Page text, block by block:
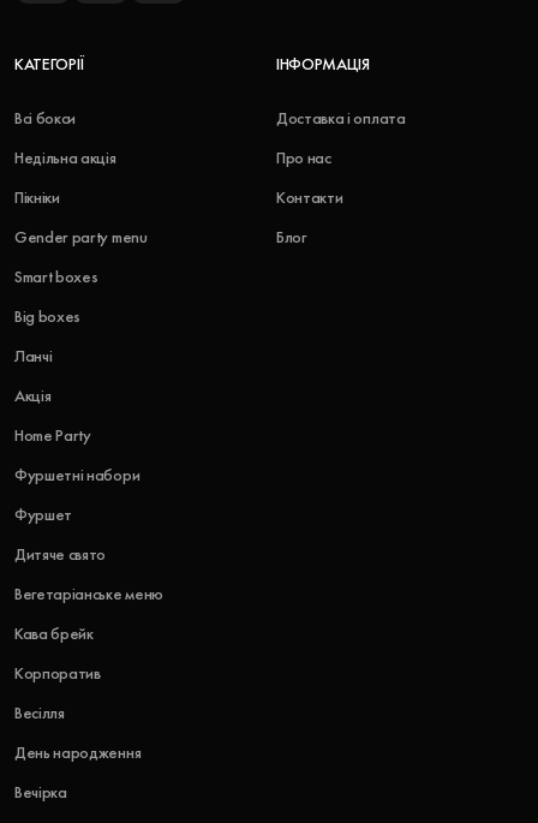
КАТЕГОРІЇ
Всі бокси
Недільна акція
Пікніки
Gender party menu
Smart boxes
Big boxes
Ланчі
Акція
Home Party
Фуршетні набори
Фуршет
Дитяче свято
Вегетаріанське меню
Кава брейк
Корпоратив
Весілля
День народження
Вечірка
ІНФОРМАЦІЯ
Доставка і оплата
Про нас
Контакти
Блог